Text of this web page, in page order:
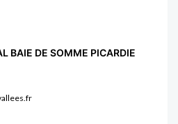
BAIE DE SOMME PICARDIE